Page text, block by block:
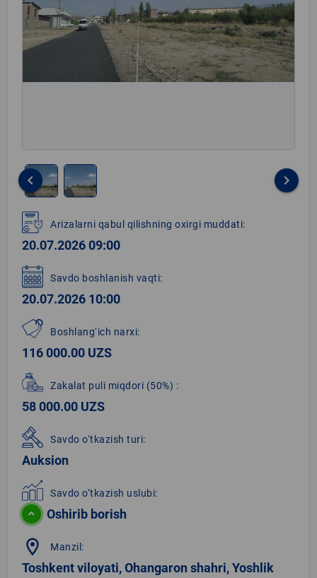
1
of
2
keyboard_arrow_left keyboard_arrow_right
Arizalarni qabul qilishning oxirgi muddati:
20.07.2026 09:00
Savdo boshlanish vaqti:
20.07.2026 10:00
Boshlang‘ich narxi:
116 000.00 UZS
Zakalat puli miqdori (50%) :
58 000.00 UZS
Savdo o‘tkazish turi:
Auksion
Savdo o‘tkazish uslubi:
Oshirib borish
location_on Manzil:
Toshkent viloyati, Ohangaron shahri, Yoshlik